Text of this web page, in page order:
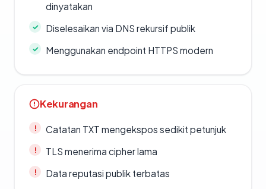
dinyatakan
Diselesaikan via DNS rekursif publik
Menggunakan endpoint HTTPS modern
Kekurangan
Catatan TXT mengekspos sedikit petunjuk
TLS menerima cipher lama
Data reputasi publik terbatas